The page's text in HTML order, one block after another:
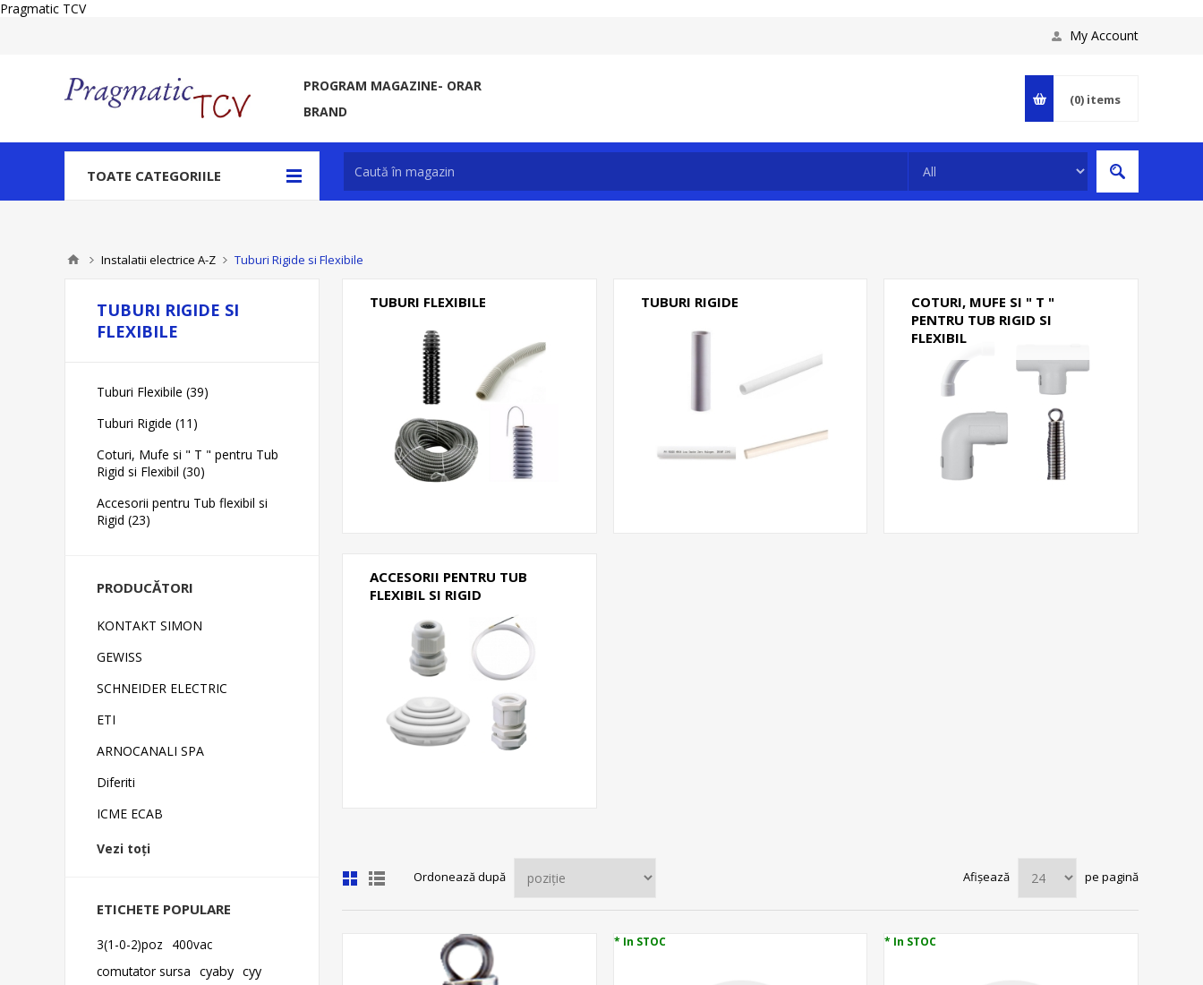
Pragmatic TCV
My Account
PROGRAM MAGAZINE- ORAR
BRAND
(0) items
TOATE CATEGORIILE
Instalatii electrice A-Z Tuburi Rigide si Flexibile
TUBURI FLEXIBILE TUBURI RIGIDE
COTURI, MUFE SI " T "
PENTRU TUB RIGID SI
FLEXIBIL
ACCESORII PENTRU TUB
FLEXIBIL SI RIGID
Ordonează după Afișează pe pagină
* In STOC * In STOC
TUBURI RIGIDE SI
FLEXIBILE
Tuburi Flexibile (39)
Tuburi Rigide (11)
Coturi, Mufe si " T " pentru Tub
Rigid si Flexibil (30)
Accesorii pentru Tub flexibil si
Rigid (23)
PRODUCĂTORI
KONTAKT SIMON
GEWISS
SCHNEIDER ELECTRIC
ETI
ARNOCANALI SPA
Diferiti
ICME ECAB
Vezi toți
ETICHETE POPULARE
3(1-0-2)poz
400vac
comutator sursa cyaby cyy